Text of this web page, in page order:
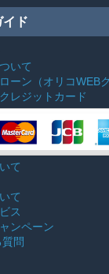
イド
いて
ーン （オリコWEB
レジットカード
て
て
ス
ンペーン
問